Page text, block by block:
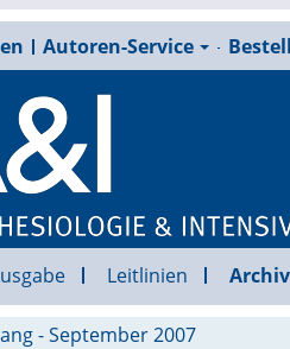
Autoren-Service
Leitlinien Archiv
- September 2007